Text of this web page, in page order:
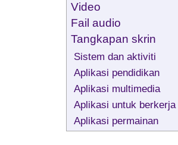
Video
Fail audio
Tangkapan skrin
Sistem dan aktiviti
Aplikasi pendidikan
Aplikasi multimedia
Aplikasi untuk berkerja
Aplikasi permainan